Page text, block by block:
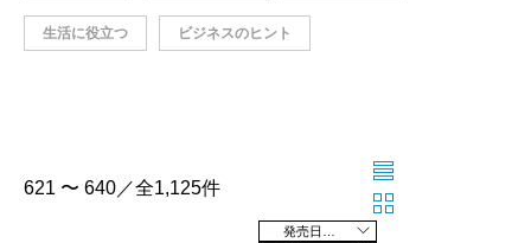
生活に役立つ ビジネスのヒント
621 〜 640／全1,125件